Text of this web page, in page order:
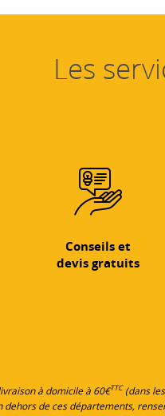
Les
Conseils et
devis gratuits
à domicile à 60€TTC(dans
dehors de ces départements,